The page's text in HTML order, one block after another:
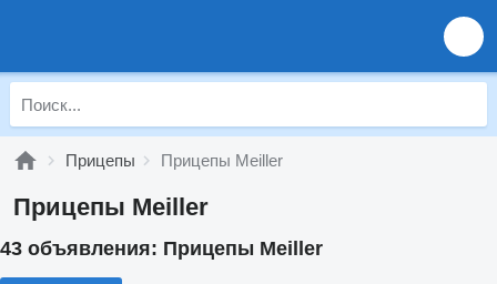
Прицепы Прицепы Meiller
Прицепы Meiller
43 объявления: Прицепы Meiller